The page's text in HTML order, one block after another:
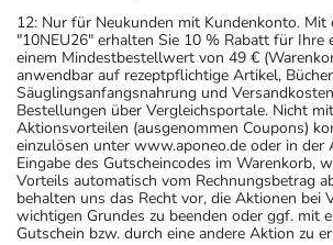
12: Nur für Neukunden mit Kundenkonto. Mit
"10NEU26" erhalten Sie 10 % Rabatt für Ihre
einem Mindestbestellwert von 49 €
anwendbar auf rezeptpflichtige Artikel,
Säuglingsanfangsnahrung und
Bestellungen über Vergleichsportale. Nicht
Aktionsvorteilen (ausgenommen Coupons)
einzulösen unter www.aponeo.de oder in der
Eingabe des Gutscheincodes im Warenkorb,
Vorteils automatisch vom Rechnungsbetrag
behalten uns das Recht vor, die Aktionen bei
wichtigen Grundes zu beenden oder ggf. mit
Gutschein bzw. durch eine andere Aktion zu